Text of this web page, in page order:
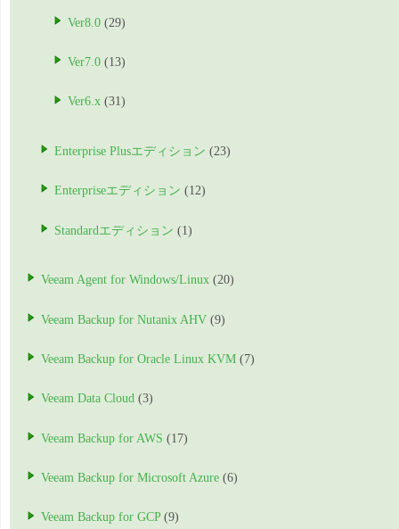
Ver8.0 (29)
Ver7.0 (13)
Ver6.x (31)
Enterprise Plusエディション (23)
Enterpriseエディション (12)
Standardエディション (1)
Veeam Agent for Windows/Linux (20)
Veeam Backup for Nutanix AHV (9)
Veeam Backup for Oracle Linux KVM (7)
Veeam Data Cloud (3)
Veeam Backup for AWS (17)
Veeam Backup for Microsoft Azure (6)
Veeam Backup for GCP(9)